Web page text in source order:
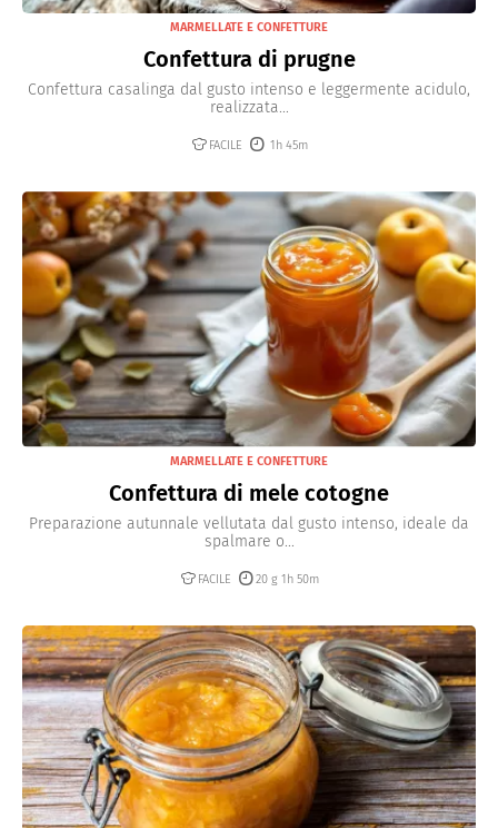
MARMELLATE E CONFETTURE
Confettura di prugne
Confettura casalinga dal gusto intenso e leggermente acidulo,
realizzata...
FACILE 1h 45m
MARMELLATE E CONFETTURE
Confettura di mele cotogne
Preparazione autunnale vellutata dal gusto intenso, ideale da
spalmare o...
FACILE 20 g 1h 50m